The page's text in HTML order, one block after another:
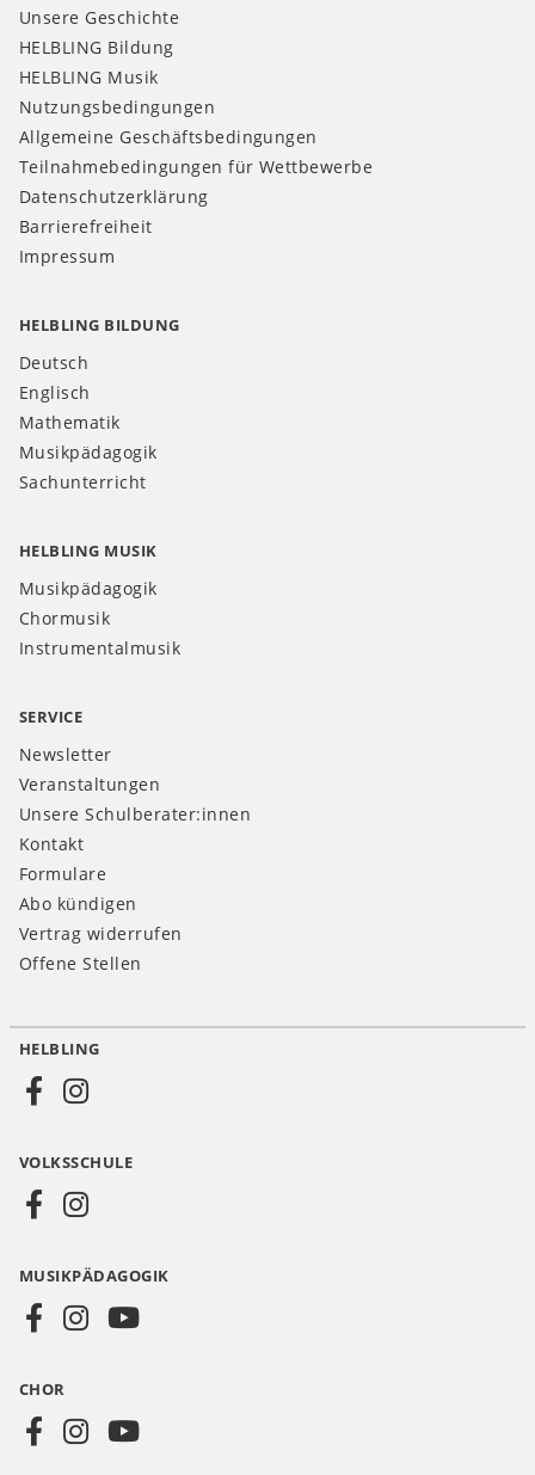
Unsere Geschichte
HELBLING Bildung
HELBLING Musik
Nutzungsbedingungen
Allgemeine Geschäftsbedingungen
Teilnahmebedingungen für Wettbewerbe
Datenschutzerklärung
Barrierefreiheit
Impressum
HELBLING BILDUNG
Deutsch
Englisch
Mathematik
Musikpädagogik
Sachunterricht
HELBLING MUSIK
Musikpädagogik
Chormusik
Instrumentalmusik
SERVICE
Newsletter
Veranstaltungen
Unsere Schulberater:innen
Kontakt
Formulare
Abo kündigen
Vertrag widerrufen
Offene Stellen
Social
AT
HELBLING
VOLKSSCHULE
MUSIKPÄDAGOGIK
CHOR